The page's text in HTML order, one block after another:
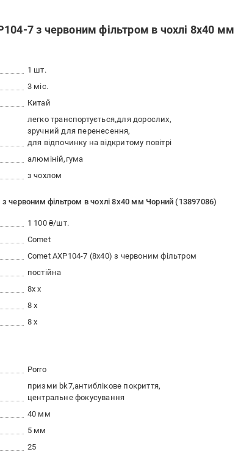
7 з червоним фільтром в чохлі 8x40 мм
1 шт.
3 міс.
Китай
легко транспортується для дорослих
зручний для перенесення
для відпочинку на відкритому повітрі
алюміній гума
з чохлом
з червоним фільтром в чохлі 8x40 мм Чорний (13897086)
1 100 ₴/шт.
Comet
Comet AXP104-7 (8x40) з червоним фільтром
постійна
8x x
8 x
8 x
Porro
призми bk7 антиблікове покриття
центральне фокусування
40 мм
5 мм
25